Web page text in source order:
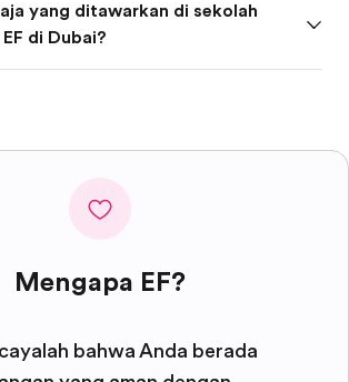
yang ditawarkan di sekolah
di Dubai?
Mengapa EF?
bahwa Anda berada